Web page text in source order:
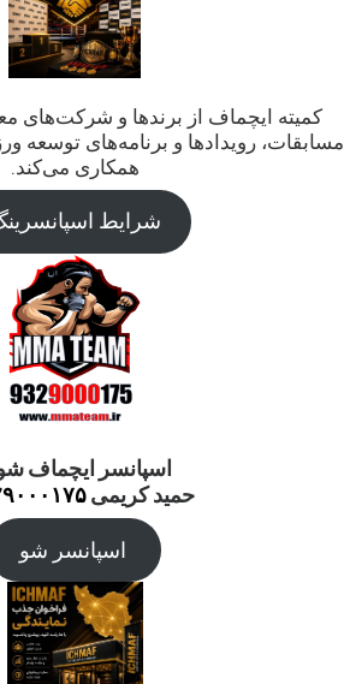
کمیته ایچماف از برندها و شرکت‌های
مسابقات، رویدادها و برنامه‌های
همکاری می‌کند.
شرایط
اسپانسر ایچماف
حمید کریمی
اسپانسر شو